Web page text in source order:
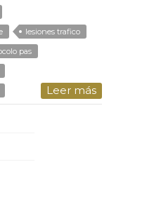
lesiones trafico
pas
Leer más